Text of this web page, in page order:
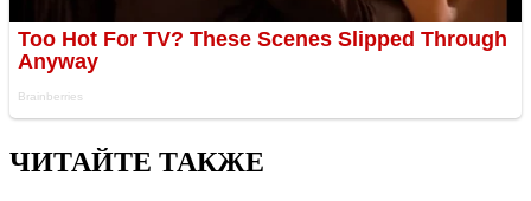
ЧИТАЙТЕ ТАКЖЕ